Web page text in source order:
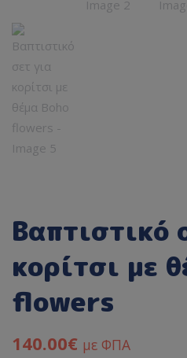
Βαπτιστικό
κορίτσι με
flowers
140.00€ με ΦΠΑ